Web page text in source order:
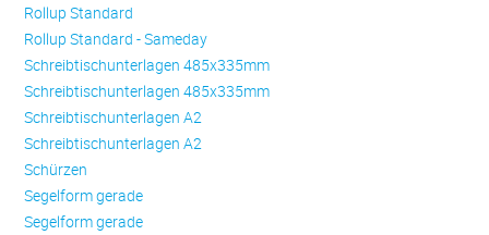
Rollup Standard
Rollup Standard - Sameday
Schreibtischunterlagen 485x335mm
Schreibtischunterlagen 485x335mm
Schreibtischunterlagen A2
Schreibtischunterlagen A2
Schürzen
Se­gel­form ge­ra­de
Se­gel­form ge­ra­de